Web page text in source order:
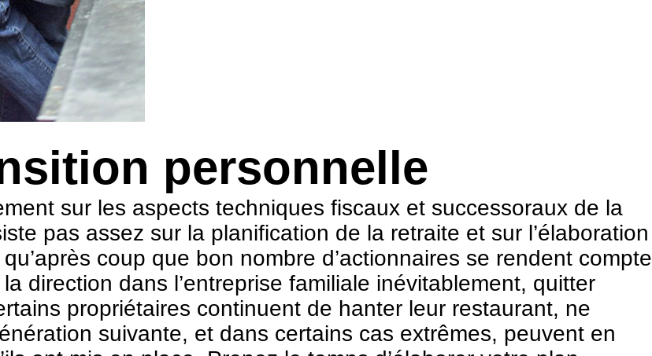
personnelle
sur les aspects techniques fiscaux et successoraux de la
pas assez sur la planification de la retraite et sur l’élaboration
coup que bon nombre d’actionnaires se rendent compte
direction dans l’entreprise familiale inévitablement, quitter
propriétaires continuent de hanter leur restaurant, ne
suivante, et dans certains cas extrêmes, peuvent en